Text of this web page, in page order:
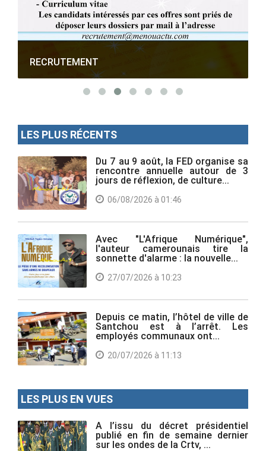
RECRUTEMENT
LES PLUS RÉCENTS
Du 7 au 9 août, la FED organise sa
rencontre annuelle autour de 3
jours de réflexion, de culture...
06/08/2026 à 01:46
Avec "L'Afrique Numérique",
l'auteur camerounais tire la
sonnette d'alarme : la nouvelle...
27/07/2026 à 10:23
Depuis ce matin, l’hôtel de ville de
Santchou est à l’arrêt. Les
employés communaux ont...
20/07/2026 à 11:13
LES PLUS EN VUES
A l’issu du décret présidentiel
publié en fin de semaine dernier
sur les ondes de la Crtv, ...